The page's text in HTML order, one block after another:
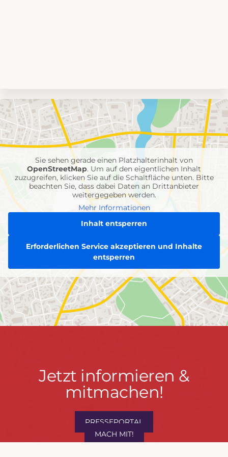
Umgebungskarte
mit
Feuerwehr-
Einheiten
Sie sehen gerade einen Platzhalterinhalt von
OpenStreetMap. Um auf den eigentlichen Inhalt
zuzugreifen, klicken Sie auf die Schaltfläche unten. Bitte
beachten Sie, dass dabei Daten an Drittanbieter
weitergegeben werden.
Mehr Informationen
Inhalt entsperren
Erforderlichen Service akzeptieren und Inhalte
entsperren
Jetzt
informieren
mitmachen!
Jetzt informieren &
mitmachen!
PRESSEPORTAL
MACH MIT!